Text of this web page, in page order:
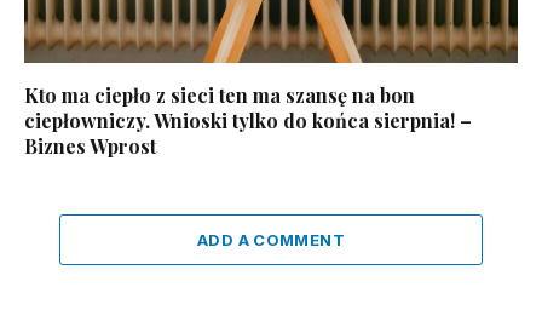
Kto ma ciepło z sieci ten ma szansę na bon
ciepłowniczy. Wnioski tylko do końca sierpnia! –
Biznes Wprost
ADD A COMMENT